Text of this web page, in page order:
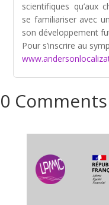
scientifiques qu’aux
se familiariser avec
son développement
Pour s’inscrire au
0 Comments